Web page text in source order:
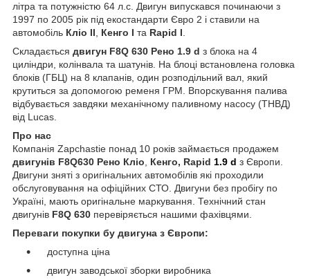
літра та потужністю 64 л.с. Двигун випускався починаючи з
1997 по 2005 рік під екостандарти Євро 2 і ставили на
автомобіль Кліо II, Кенго I та Rapid I.
Складається двигун F8Q 630 Рено 1.9 d з блока на 4
циліндри, колінвала та шатунів. На блоці встановлена головка
блоків (ГБЦ) на 8 клапанів, один розподільний вал, який
крутиться за допомогою ременя ГРМ. Впорскування палива
відбувається завдяки механічному паливному насосу (ТНВД)
від Lucas.
Про нас
Компанія Zapchastie понад 10 років займається продажем
двигунів F8Q630 Рено Кліо, Кенго, Rapid 1.9 d з Європи.
Двигуни зняті з оригінальних автомобілів які проходили
обслуговування на офіційних СТО. Двигуни без пробігу по
Україні, мають оригінальне маркування. Технічний стан
двигунів F8Q 630 перевіряється нашими фахівцями.
Переваги покупки бу двигуна з Європи:
доступна ціна
двигун заводської зборки виробника